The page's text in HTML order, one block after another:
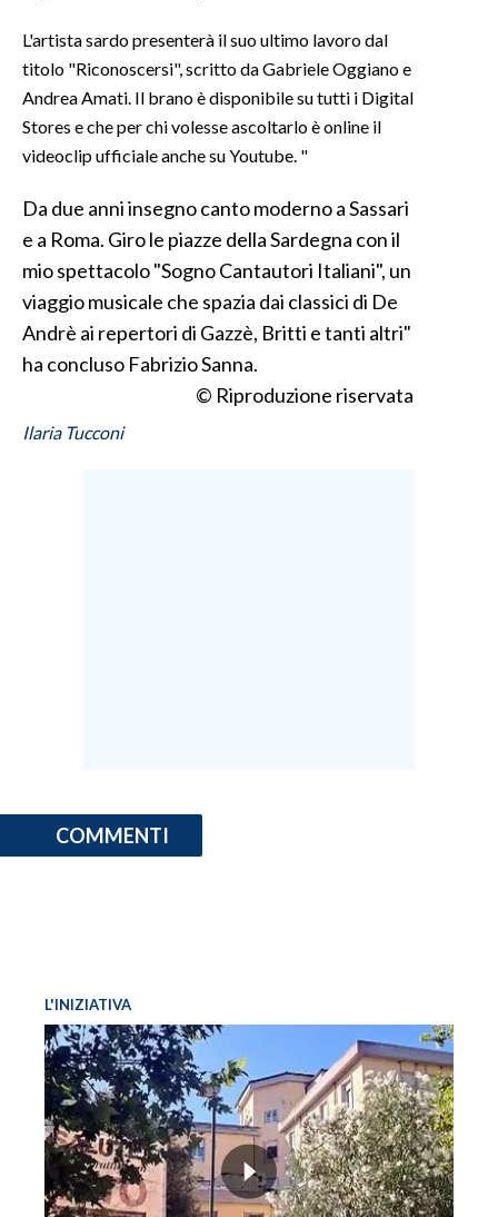
L'artista sardo presenterà il suo ultimo lavoro dal
titolo "Riconoscersi", scritto da Gabriele Oggiano e
Andrea Amati. Il brano è disponibile su tutti i Digital
Stores e che per chi volesse ascoltarlo è online il
videoclip ufficiale anche su Youtube. "
Da due anni insegno canto moderno a Sassari
e a Roma. Giro le piazze della Sardegna con il
mio spettacolo "Sogno Cantautori Italiani", un
viaggio musicale che spazia dai classici di De
Andrè ai repertori di Gazzè, Britti e tanti altri"
ha concluso Fabrizio Sanna.
© Riproduzione riservata
Ilaria Tucconi
COMMENTI
L'INIZIATIVA